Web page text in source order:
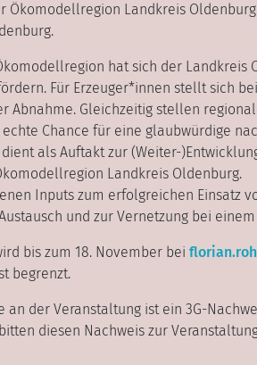
Ökomodellregion Landkreis
hat sich der Landkreis
Für Erzeuger*innen stellt sich
Abnahme. Gleichzeitig stellen
Chance für eine glaubwürdige
dient als Auftakt zur (Weiter-
Landkreis Oldenburg.
Inputs zum erfolgreichen Einsatz
und zur Vernetzung bei
bis zum 18. November bei
begrenzt.
an der Veranstaltung ist ein 3G-
diesen Nachweis zur